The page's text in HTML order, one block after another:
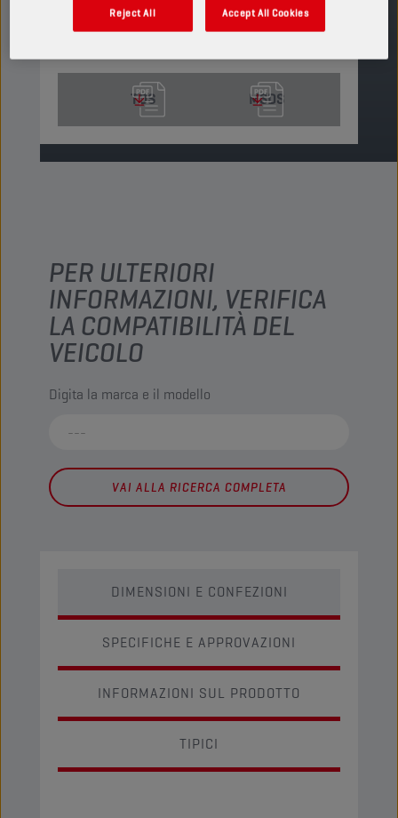
TROVA UN PUNTO VENDITA
TDS MSDS
PER ULTERIORI
INFORMAZIONI, VERIFICA
LA COMPATIBILITÀ DEL
VEICOLO
Digita la marca e il modello
VAI ALLA RICERCA COMPLETA
DIMENSIONI E CONFEZIONI
SPECIFICHE E APPROVAZIONI
INFORMAZIONI SUL PRODOTTO
TIPICI
Reject All Accept All Cookies